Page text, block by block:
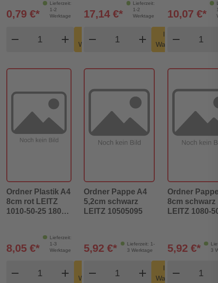
Lieferzeit:
1-2
Werktage
0,79 €*
remove add
Warenkorb
shopping_cart
Lieferzeit:
1-2
Werktage
17,14 €*
remove
Produkt Warenkorb
add
In den
Warenkorb
shopping_cart
10,07 €*
remove
Ordner Plastik A4
8cm rot LEITZ
1010-50-25 180°
Lieferzeit:
1-3
Werktage
8,05 €*
remove add
Warenkorb
shopping_cart
Ordner Pappe A4
5,2cm schwarz
LEITZ 10505095
Lieferzeit: 1-
3 Werktage
5,92 €*
remove
Produkt Warenkorb
add
In den
Warenkorb
shopping_cart
Ordner
8cm schwarz
LEITZ 1080-
3
5,92 €*
remove